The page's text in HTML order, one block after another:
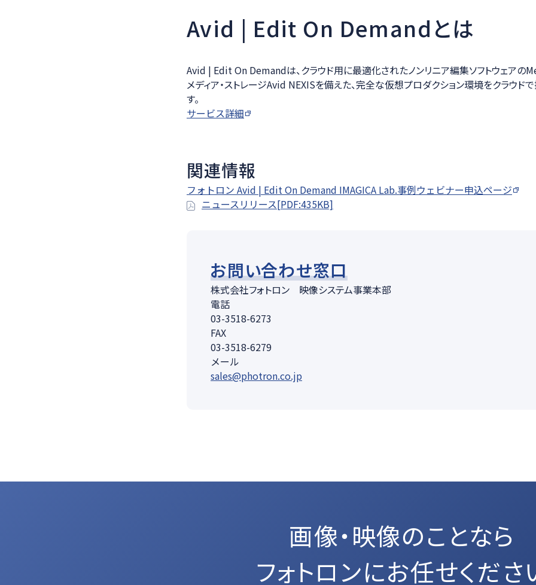
Avid | Edit On Demandとは
Avid | Edit On Demandは、クラウド用に最適化されたノンリニア編集ソフトウェアの
メディア・ストレージAvid NEXISを備えた、完全な仮想プロダクション環境をクラウド
す。
サービス詳細
関連情報
フォトロン Avid | Edit On Demand IMAGICA Lab.事例ウェビナー申込ページ
ニュースリリース[PDF:435KB]
お問い合わせ窓口
株式会社フォトロン 映像システム事業本部
電話
03-3518-6273
FAX
03-3518-6279
メール
sales@photron.co.jp
画像・映像のことなら
フォトロンにお任せくださ